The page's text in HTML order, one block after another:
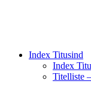
Index Titusind
Index
Titelliste